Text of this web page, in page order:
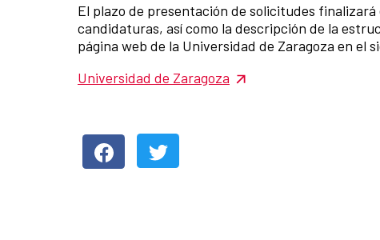
El plazo de presentación de solicitudes finalizará
candidaturas, así como la descripción de la
página web de la Universidad de Zaragoza en el
Universidad de Zaragoza